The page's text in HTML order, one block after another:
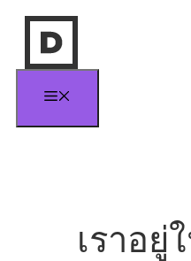
Skip
content
เราอยู่